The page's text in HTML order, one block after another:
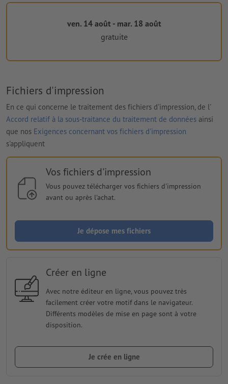
ven. 14 août - mar. 18 août
gratuite
Fichiers d'impression
En ce qui concerne le traitement des fichiers d'impression, de l'
Accord relatif à la sous-traitance du traitement de données ainsi
que nos Exigences concernant vos fichiers d'impression
s'appliquent
Vos fichiers d'impression
Vous pouvez télécharger vos fichiers d'impression
avant ou après l'achat.
Je dépose mes fichiers
Créer en ligne
Avec notre éditeur en ligne, vous pouvez très
facilement créer votre motif dans le navigateur.
Différents modèles de mise en page sont à votre
disposition.
Je crée en ligne